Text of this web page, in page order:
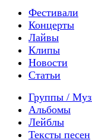
Фестивали
Концерты
Лайвы
Клипы
Новости
Статьи
Группы /
Альбомы
Лейблы
Тексты песен